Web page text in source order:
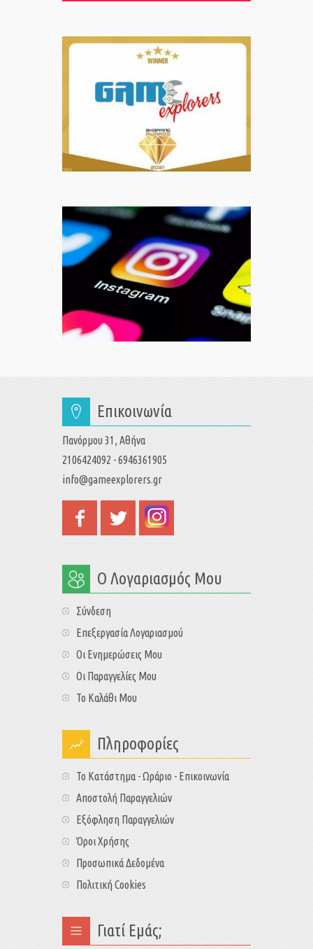
Επικοινωνία
Πανόρμου 31, Αθήνα
2106424092 - 6946361905
info@gameexplorers.gr
Ο Λογαριασμός Μου
Σύνδεση
Επεξεργασία Λογαριασμού
Οι Ενημερώσεις Μου
Οι Παραγγελίες Μου
Το Καλάθι Μου
Πληροφορίες
Το Κατάστημα - Ωράριο - Επικοινωνία
Αποστολή Παραγγελιών
Εξόφληση Παραγγελιών
Όροι Χρήσης
Προσωπικά Δεδομένα
Πολιτική Cookies
Γιατί Εμάς;